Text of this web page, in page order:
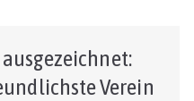
Verein